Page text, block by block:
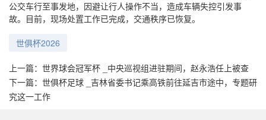
公交车行至事发地，因避让行人操作不当，造成车辆失控引发事
故。目前，现场处置工作已完成，交通秩序已恢复。
世俱杯2026
上一篇： 世界球会冠军杯 _中央巡视组进驻期间，赵永浩任上被查
下一篇： 世俱杯足球 _吉林省委书记乘高铁前往延吉市途中，专题研
究这一工作